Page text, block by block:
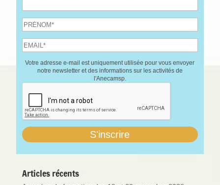
Votre adresse e-mail est uniquement utilisée pour vous envoyer
notre newsletter et des informations sur les activités de
l'Anecamsp.
Articles récents